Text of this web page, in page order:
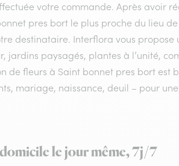
votre commande. Après avoir
pres bort le plus proche du lieu
destinataire. Interflora vous propose
jardins paysagés, plantes à l’unité,
de fleurs à Saint bonnet pres bort est
mariage, naissance, deuil – pour
le jour même, 7j/7